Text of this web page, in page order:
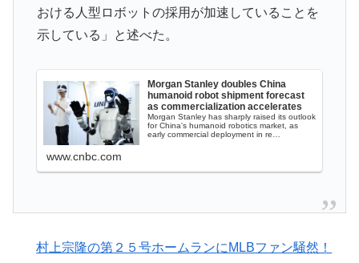
▶ 海外「日本なんて行くんじゃなかった…」 日本を知っ
てしまったディズニー信者、帰国後『本家』に失望する
日本旅行キャンセルすべきか…1万年ぶり史上最大級の
火山の兆し＝韓国の反応
海外「日本人はなんて気高いんだ！」 英高級紙も驚愕
した極限の中の日本人の姿に世界が衝撃
る？」日本「納豆」
おける人型ロボットの採用が加速していることを
示している」と述べた。
Morgan Stanley doubles China
humanoid robot shipment forecast
as commercialization accelerates
Morgan Stanley has sharply raised its outlook
for China's humanoid robotics market, as
early commercial deployment in re…
www.cnbc.com
村上宗隆の第２５号ホームランにMLBファン騒然！